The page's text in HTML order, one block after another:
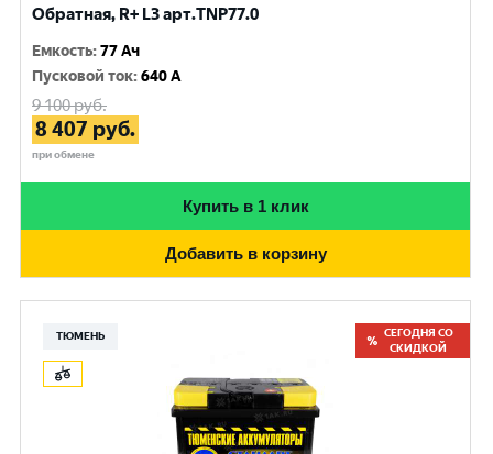
Обратная, R+ L3 арт.TNP77.0
Емкость:77 Ач
Пусковой ток:640 A
9 100руб.
8 407 руб.
при обмене
Купить в 1 клик
Добавить в корзину
ТЮМЕНЬ
СЕГОДНЯ СО
СКИДКОЙ